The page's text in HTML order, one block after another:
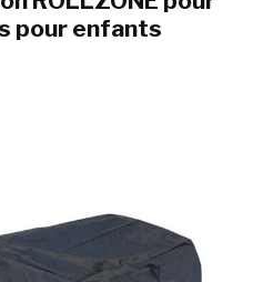
pour enfants